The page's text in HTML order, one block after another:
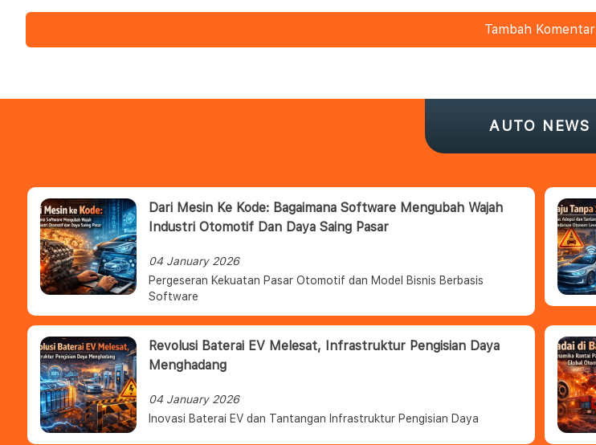
Tambah Komentar
AUTO NEWS
Dari Mesin Ke Kode: Bagaimana Software Mengubah Wajah
Industri Otomotif Dan Daya Saing Pasar
04 January 2026
Pergeseran Kekuatan Pasar Otomotif dan Model Bisnis Berbasis
Software
Revolusi Baterai EV Melesat, Infrastruktur Pengisian Daya
Menghadang
04 January 2026
Inovasi Baterai EV dan Tantangan Infrastruktur Pengisian Daya